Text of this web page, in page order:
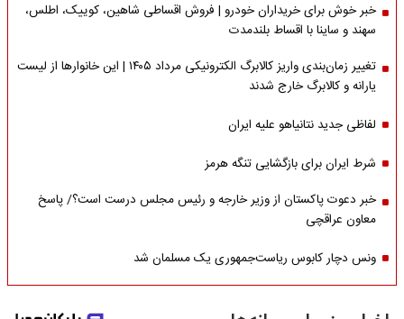
خبر خوش برای خریداران خودرو | فروش اقساطی شاهین، کوییک، اطلس،
سهند و ساینا با اقساط بلندمدت
تغییر زمان‌بندی واریز کالابرگ الکترونیکی مرداد ۱۴۰۵ | این خانوارها از لیست
یارانه و کالابرگ خارج شدند
لفاظی جدید نتانیاهو علیه ایران
شرط ایران برای بازگشایی تنگه هرمز
خبر دعوت پاکستان از وزیر خارجه و رئیس مجلس درست است؟/ پاسخ
معاون عراقچی
ونس دچار کابوس ریاست‌جمهوری یک مسلمان شد